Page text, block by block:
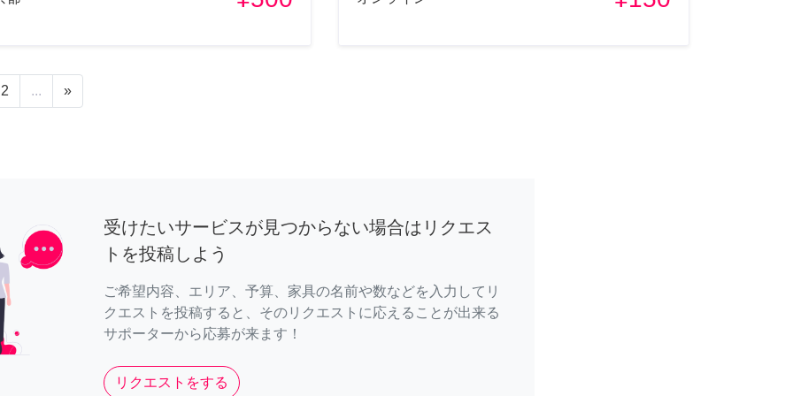
2 ... »
受けたいサービスが見つからない場合はリクエス
トを投稿しよう
ご希望内容、エリア、予算、家具の名前や数などを入力してリ
クエストを投稿すると、そのリクエストに応えることが出来る
サポーターから応募が来ます！
リクエストをする